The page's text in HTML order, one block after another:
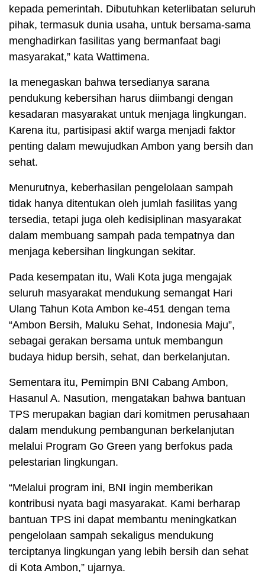
kepada pemerintah. Dibutuhkan keterlibatan seluruh
pihak, termasuk dunia usaha, untuk bersama-sama
menghadirkan fasilitas yang bermanfaat bagi
masyarakat,” kata Wattimena.
Ia menegaskan bahwa tersedianya sarana
pendukung kebersihan harus diimbangi dengan
kesadaran masyarakat untuk menjaga lingkungan.
Karena itu, partisipasi aktif warga menjadi faktor
penting dalam mewujudkan Ambon yang bersih dan
sehat.
Menurutnya, keberhasilan pengelolaan sampah
tidak hanya ditentukan oleh jumlah fasilitas yang
tersedia, tetapi juga oleh kedisiplinan masyarakat
dalam membuang sampah pada tempatnya dan
menjaga kebersihan lingkungan sekitar.
Pada kesempatan itu, Wali Kota juga mengajak
seluruh masyarakat mendukung semangat Hari
Ulang Tahun Kota Ambon ke-451 dengan tema
“Ambon Bersih, Maluku Sehat, Indonesia Maju”,
sebagai gerakan bersama untuk membangun
budaya hidup bersih, sehat, dan berkelanjutan.
Sementara itu, Pemimpin BNI Cabang Ambon,
Hasanul A. Nasution, mengatakan bahwa bantuan
TPS merupakan bagian dari komitmen perusahaan
dalam mendukung pembangunan berkelanjutan
melalui Program Go Green yang berfokus pada
pelestarian lingkungan.
“Melalui program ini, BNI ingin memberikan
kontribusi nyata bagi masyarakat. Kami berharap
bantuan TPS ini dapat membantu meningkatkan
pengelolaan sampah sekaligus mendukung
terciptanya lingkungan yang lebih bersih dan sehat
di Kota Ambon,” ujarnya.